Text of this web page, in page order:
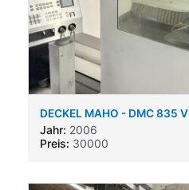
DECKEL MAHO - DMC 835 V
Jahr: 2006
Preis: 30000